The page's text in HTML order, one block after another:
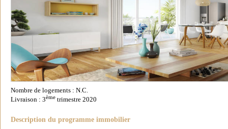
Nombre de logements : N.C.
Livraison : 3ème trimestre 2020
Description du programme immobilier